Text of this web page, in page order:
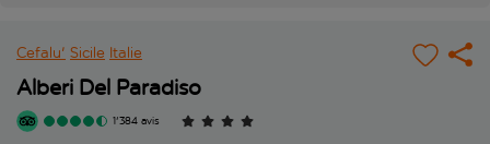
Cefalu' Sicile Italie
Alberi Del Paradiso
1'384 avis